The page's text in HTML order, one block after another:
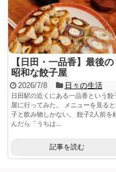
【日田・一品香】最後の
昭和な餃子屋
2026/7/8 日々の生活
日田駅の近くにある一品香という餃
屋に行ってみた。 メニューを見る
子と飲み物しかない。 餃子2人前を
んだら「うちは...
記事を読む